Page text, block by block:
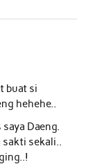
buat si
hehehe..
Daeng.
sakti sekali..